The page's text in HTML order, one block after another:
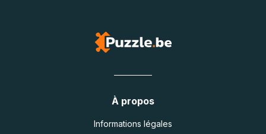
À propos
Informations légales